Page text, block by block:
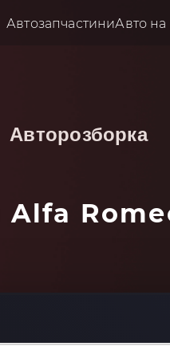
АвтозапчастиниАвто
Авторозборка
Alfa